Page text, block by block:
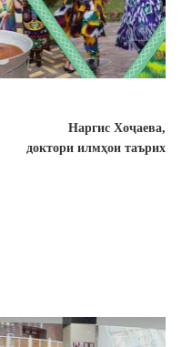
Наргис Хоҷаева,
доктори илмҳои таърих